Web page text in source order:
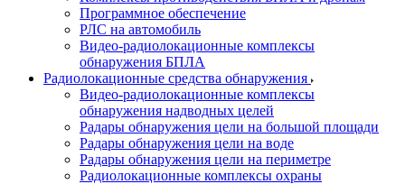
Программное обеспечение
РЛС на автомобиль
Видео-радиолокационные комплексы
обнаружения БПЛА
Радиолокационные средства обнаружения
Видео-радиолокационные комплексы
обнаружения надводных целей
Радары обнаружения цели на большой площади
Радары обнаружения цели на воде
Радары обнаружения цели на периметре
Радиолокационные комплексы охраны